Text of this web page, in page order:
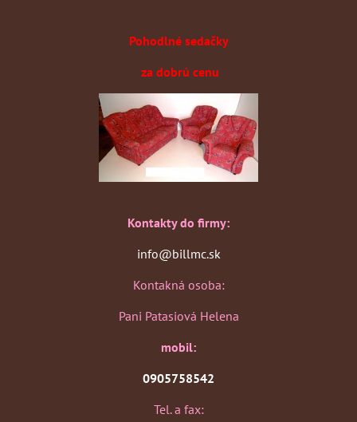
Pohodlné sedačky
za dobrú cenu
Kontakty do firmy:
info@billmc.sk
Kontakná osoba:
Pani Patasiová Helena
mobil:
0905758542
Tel. a fax: